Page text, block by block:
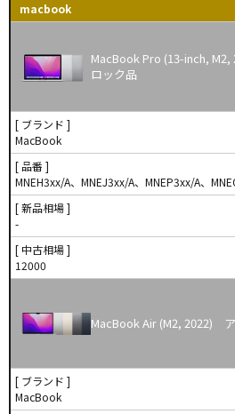
macbook
MacBook Pro (13-inch,
ロック品
[ ブランド ]
MacBook
[ 品番 ]
MNEH3xx/A、MNEJ3xx/A、MNEP3xx/A、
[ 新品相場 ]
-
[ 中古相場 ]
12000
MacBook Air (M2, 2022)
[ ブランド ]
MacBook